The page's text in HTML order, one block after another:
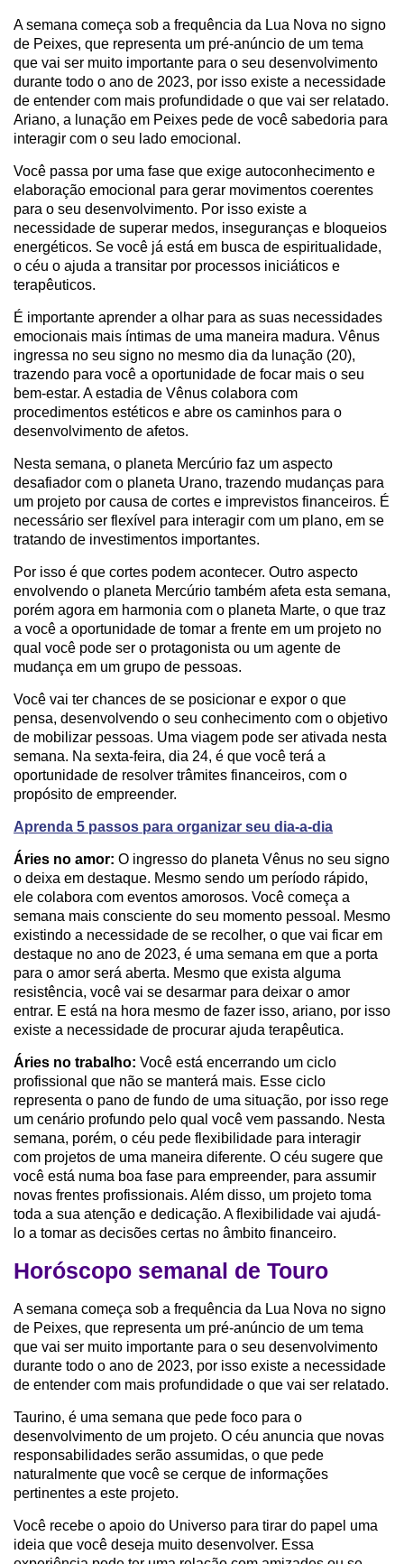
A semana começa sob a frequência da Lua Nova no signo
de Peixes, que representa um pré-anúncio de um tema
que vai ser muito importante para o seu desenvolvimento
durante todo o ano de 2023, por isso existe a necessidade
de entender com mais profundidade o que vai ser relatado.
Ariano, a lunação em Peixes pede de você sabedoria para
interagir com o seu lado emocional.
Você passa por uma fase que exige autoconhecimento e
elaboração emocional para gerar movimentos coerentes
para o seu desenvolvimento. Por isso existe a
necessidade de superar medos, inseguranças e bloqueios
energéticos. Se você já está em busca de espiritualidade,
o céu o ajuda a transitar por processos iniciáticos e
terapêuticos.
É importante aprender a olhar para as suas necessidades
emocionais mais íntimas de uma maneira madura. Vênus
ingressa no seu signo no mesmo dia da lunação (20),
trazendo para você a oportunidade de focar mais o seu
bem-estar. A estadia de Vênus colabora com
procedimentos estéticos e abre os caminhos para o
desenvolvimento de afetos.
Nesta semana, o planeta Mercúrio faz um aspecto
desafiador com o planeta Urano, trazendo mudanças para
um projeto por causa de cortes e imprevistos financeiros. É
necessário ser flexível para interagir com um plano, em se
tratando de investimentos importantes.
Por isso é que cortes podem acontecer. Outro aspecto
envolvendo o planeta Mercúrio também afeta esta semana,
porém agora em harmonia com o planeta Marte, o que traz
a você a oportunidade de tomar a frente em um projeto no
qual você pode ser o protagonista ou um agente de
mudança em um grupo de pessoas.
Você vai ter chances de se posicionar e expor o que
pensa, desenvolvendo o seu conhecimento com o objetivo
de mobilizar pessoas. Uma viagem pode ser ativada nesta
semana. Na sexta-feira, dia 24, é que você terá a
oportunidade de resolver trâmites financeiros, com o
propósito de empreender.
Aprenda 5 passos para organizar seu dia-a-dia
Áries no amor: O ingresso do planeta Vênus no seu signo
o deixa em destaque. Mesmo sendo um período rápido,
ele colabora com eventos amorosos. Você começa a
semana mais consciente do seu momento pessoal. Mesmo
existindo a necessidade de se recolher, o que vai ficar em
destaque no ano de 2023, é uma semana em que a porta
para o amor será aberta. Mesmo que exista alguma
resistência, você vai se desarmar para deixar o amor
entrar. E está na hora mesmo de fazer isso, ariano, por isso
existe a necessidade de procurar ajuda terapêutica.
Áries no trabalho: Você está encerrando um ciclo
profissional que não se manterá mais. Esse ciclo
representa o pano de fundo de uma situação, por isso rege
um cenário profundo pelo qual você vem passando. Nesta
semana, porém, o céu pede flexibilidade para interagir
com projetos de uma maneira diferente. O céu sugere que
você está numa boa fase para empreender, para assumir
novas frentes profissionais. Além disso, um projeto toma
toda a sua atenção e dedicação. A flexibilidade vai ajudá-
lo a tomar as decisões certas no âmbito financeiro.
Horóscopo semanal de Touro
A semana começa sob a frequência da Lua Nova no signo
de Peixes, que representa um pré-anúncio de um tema
que vai ser muito importante para o seu desenvolvimento
durante todo o ano de 2023, por isso existe a necessidade
de entender com mais profundidade o que vai ser relatado.
Taurino, é uma semana que pede foco para o
desenvolvimento de um projeto. O céu anuncia que novas
responsabilidades serão assumidas, o que pede
naturalmente que você se cerque de informações
pertinentes a este projeto.
Você recebe o apoio do Universo para tirar do papel uma
ideia que você deseja muito desenvolver. Essa